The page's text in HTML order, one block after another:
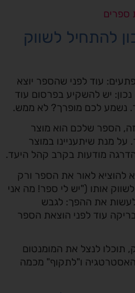
ספרים
להתחיל לשווק
עוד לפני שהספר יוצא
יש להשקיע בפרסום עוד
נשמע לכם מופרך? לא ממש.
הספר שלכם הוא מוצר
מנת שיתעניינו במוצר
מודעות בקרב קהל היעד.
להוציא לאור את הספר ורק
אותו ("יש לי ספר! מה אני
את ההפך: לגבש
עוד לפני הוצאת הספר
תוכלו לנצל את המומנטום
ו"לתקוף" מכמה